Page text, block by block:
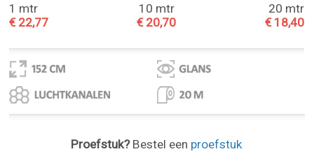
1 mtr
€ 22,77
10 mtr
€ 20,70
20 mtr
€ 18,40
Proefstuk?Bestel een proefstuk